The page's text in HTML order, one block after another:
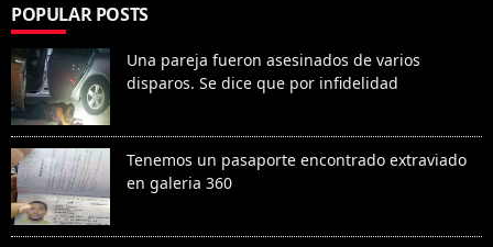
POPULAR POSTS
Una pareja fueron asesinados de varios
disparos. Se dice que por infidelidad
Tenemos un pasaporte encontrado extraviado
en galeria 360